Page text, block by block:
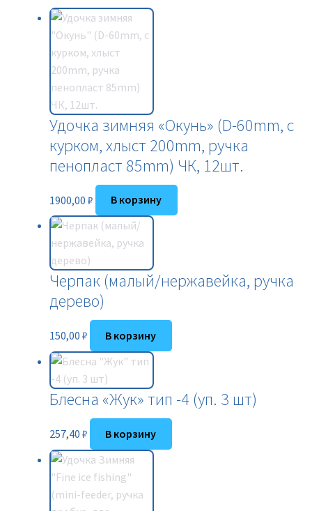
Удочка зимняя «Окунь» (D-60mm, с
курком, хлыст 200mm, ручка
пенопласт 85mm) ЧК, 12шт.
1900,00 ₽ В корзину
Черпак (малый/нержавейка, ручка
дерево)
150,00 ₽ В корзину
Блесна «Жук» тип -4 (уп. 3 шт)
257,40 ₽ В корзину